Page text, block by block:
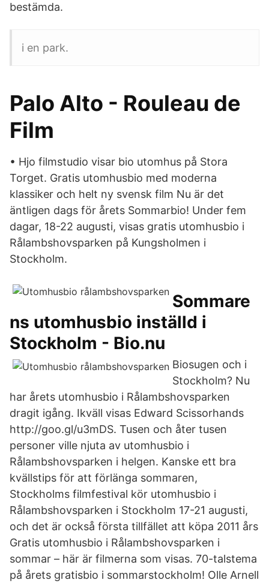
bestämda.
i en park.
Palo Alto - Rouleau de
Film
• Hjo filmstudio visar bio utomhus på Stora
Torget. Gratis utomhusbio med moderna
klassiker och helt ny svensk film Nu är det
äntligen dags för årets Sommarbio! Under fem
dagar, 18-22 augusti, visas gratis utomhusbio i
Rålambshovsparken på Kungsholmen i
Stockholm.
Sommare
ns utomhusbio inställd i
Stockholm - Bio.nu
Biosugen och i
Stockholm? Nu
har årets utomhusbio i Rålambshovsparken
dragit igång. Ikväll visas Edward Scissorhands
http://goo.gl/u3mDS. Tusen och åter tusen
personer ville njuta av utomhusbio i
Rålambshovsparken i helgen. Kanske ett bra
kvällstips för att förlänga sommaren,
Stockholms filmfestival kör utomhusbio i
Rålambshovsparken i Stockholm 17-21 augusti,
och det är också första tillfället att köpa 2011 års
Gratis utomhusbio i Rålambshovsparken i
sommar – här är filmerna som visas. 70-talstema
på årets gratisbio i sommarstockholm! Olle Arnell